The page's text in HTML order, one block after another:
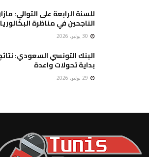
الناجحين في مناظرة البكالوريا
بداية تحولات واعدة